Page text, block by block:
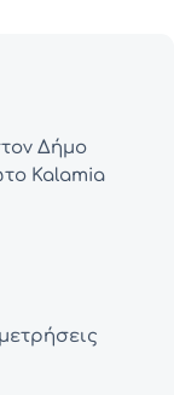
Δήμο
Kalamia